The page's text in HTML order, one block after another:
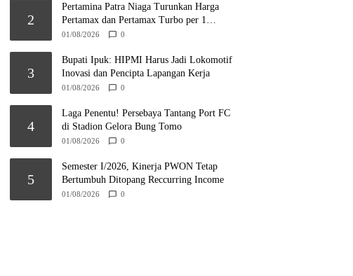
2
Pertamina Patra Niaga Turunkan Harga
Pertamax dan Pertamax Turbo per 1
Agustus 2026
01/08/2026 0
3
Bupati Ipuk: HIPMI Harus Jadi Lokomotif
Inovasi dan Pencipta Lapangan Kerja
01/08/2026 0
4
Laga Penentu! Persebaya Tantang Port FC
di Stadion Gelora Bung Tomo
01/08/2026 0
5
Semester I/2026, Kinerja PWON Tetap
Bertumbuh Ditopang Reccurring Income
01/08/2026 0